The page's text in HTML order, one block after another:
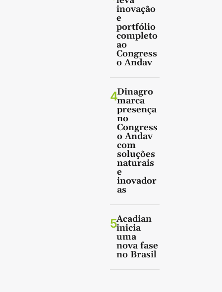
inovação
e
portfólio
completo
ao
Congress
o Andav
4Dinagro
marca
presença
no
Congress
o Andav
com
soluções
naturais
e
inovador
as
5Acadian
inicia
uma
nova fase
no Brasil